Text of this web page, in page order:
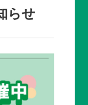
らせ